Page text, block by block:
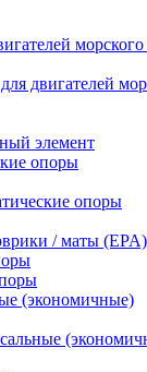
морского
двигателей
элемент
опоры
опоры
/ маты (EPA)
(экономичные)